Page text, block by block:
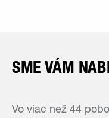
SME VÁM
Vo viac než 44